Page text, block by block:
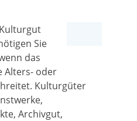
Sie
das
Alters- oder
Kulturgüter
Archivgut,